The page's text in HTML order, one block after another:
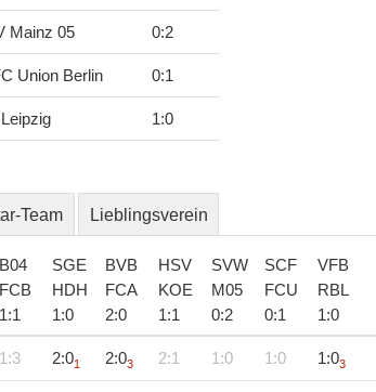
Mainz 05 0:2
Union Berlin 0:1
1:0
Team Lieblingsverein
B04
FCB
1:1
SGE
HDH
1:0
BVB
FCA
2:0
HSV
KOE
1:1
SVW
M05
0:2
SCF
FCU
0:1
VFB
RBL
1:0
1:3 2:01 2:03 2:1 1:0 1:0 1:03